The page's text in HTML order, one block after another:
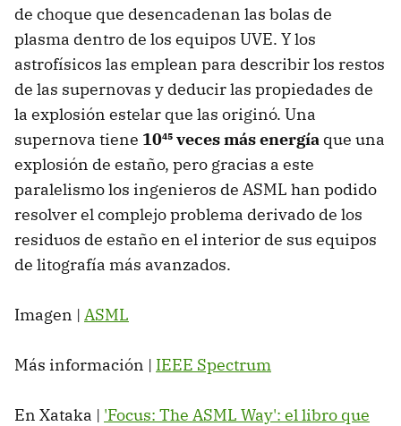
de choque que desencadenan las bolas de
plasma dentro de los equipos UVE. Y los
astrofísicos las emplean para describir los restos
de las supernovas y deducir las propiedades de
la explosión estelar que las originó. Una
supernova tiene 10⁴⁵ veces más energía que una
explosión de estaño, pero gracias a este
paralelismo los ingenieros de ASML han podido
resolver el complejo problema derivado de los
residuos de estaño en el interior de sus equipos
de litografía más avanzados.
Imagen | ASML
Más información | IEEE Spectrum
En Xataka | 'Focus: The ASML Way': el libro que